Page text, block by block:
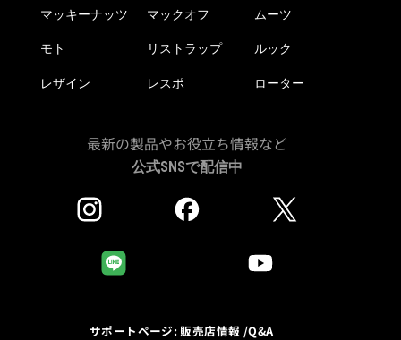
マッキーナッツ マックオフ ムーツ
モト リストラップ ルック
レザイン レスポ ローター
最新の製品やお役立ち情報など
公式SNSで配信中
サポートページ: 販売店情報 /Q&A